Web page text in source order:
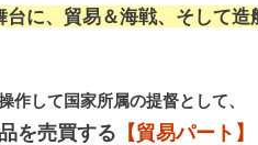
に、貿易＆海戦、そして造
作して国家所属の提督として、
を売買する 【貿易パート】